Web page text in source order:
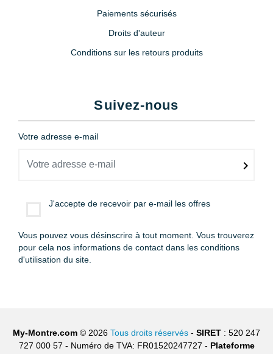
Paiements sécurisés
Droits d'auteur
Conditions sur les retours produits
Suivez-nous
Votre adresse e-mail
J'accepte de recevoir par e-mail les offres
Vous pouvez vous désinscrire à tout moment. Vous trouverez
pour cela nos informations de contact dans les conditions
d'utilisation du site.
My-Montre.com © 2026 Tous droits réservés - SIRET : 520 247
727 000 57 - Numéro de TVA: FR01520247727 - Plateforme